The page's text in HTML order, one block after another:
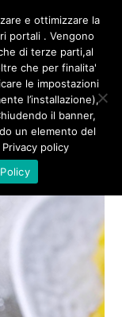
LA
e ottimizzare la
portali . Vengono
di terze parti,al
che per finalita'
le impostazioni
l’installazione),
il banner,
un elemento del
policy